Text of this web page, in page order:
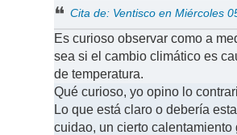
Cita de: Ventisco en Miércoles
Es curioso observar como a
sea si el cambio climático es
de temperatura.
Qué curioso, yo opino lo
Lo que está claro o debería
cuidao, un cierto